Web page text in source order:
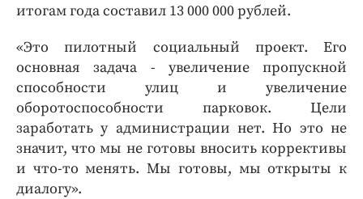
итогам года составил 13 000 000 рублей.
«Это пилотный социальный проект. Его
основная задача - увеличение пропускной
способности улиц и увеличение
оборотоспособности парковок. Цели
заработать у администрации нет. Но это не
значит, что мы не готовы вносить коррективы
и что-то менять. Мы готовы, мы открыты к
диалогу».